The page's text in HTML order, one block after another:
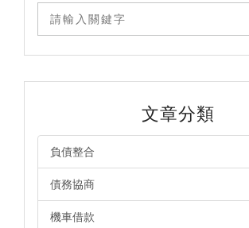
文章分類
負債整合
債務協商
機車借款